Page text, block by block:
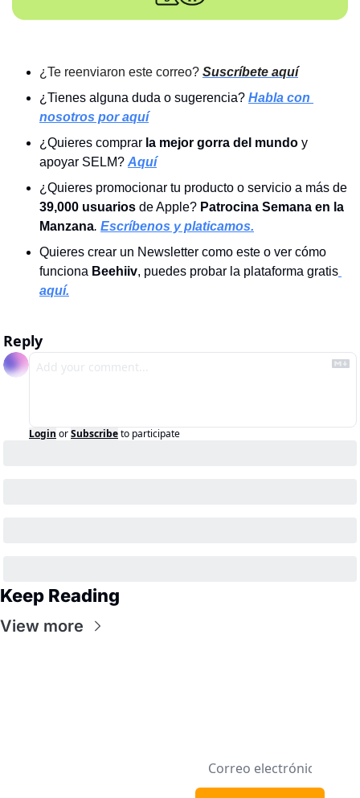
¿Te reenviaron este correo? Suscríbete aquí
¿Tienes alguna duda o sugerencia? Habla con
nosotros por aquí
¿Quieres comprar la mejor gorra del mundo y
apoyar SELM? Aquí
39,000 usuarios de Apple? Patrocina Semana en la
Manzana. Escríbenos y platicamos.
Quieres crear un Newsletter como este o ver cómo
funciona Beehiiv, puedes probar la plataforma gratis
aquí.
Reply
Login orSubscribeto participate
Keep Reading
View more